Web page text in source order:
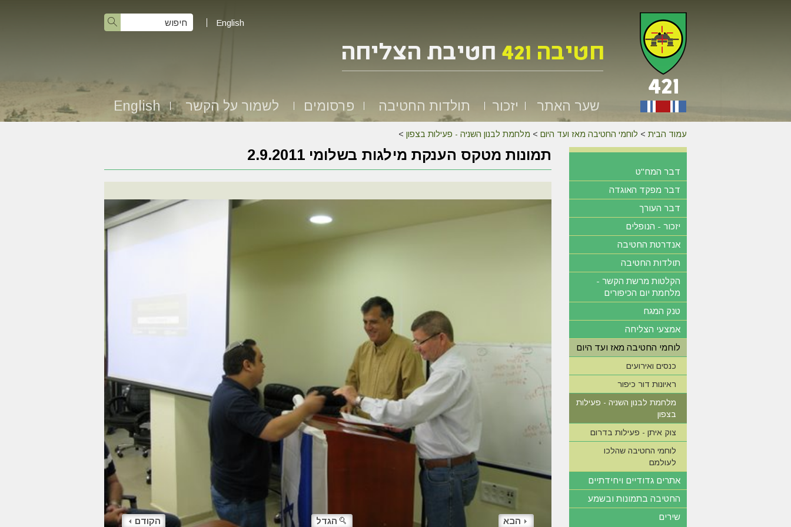
English
שער האתר יזכור תולדות החטיבה פרסומים לשמור על הקשר English
עמוד הבית > לוחמי החטיבה מאז ועד היום > מלחמת לבנון השניה - פעילות בצפון >
תמונות מטקס הענקת מילגות בשלומי 2.9.2011
הקודם הגדל הבא
דבר המח"ט
דבר מפקד האוגדה
דבר העורך
יזכור - הנופלים
אנדרטת החטיבה
תולדות החטיבה
הקלטות מרשת הקשר -
מלחמת יום הכיפורים
טנק המגח
אמצעי הצליחה
לוחמי החטיבה מאז ועד היום
כנסים ואירועים
ראיונות דור כיפור
מלחמת לבנון השניה - פעילות
בצפון
צוק איתן - פעילות בדרום
לוחמי החטיבה שהלכו
לעולמם
אתרים גדודיים ויחידתיים
החטיבה בתמונות ובשמע
שירים